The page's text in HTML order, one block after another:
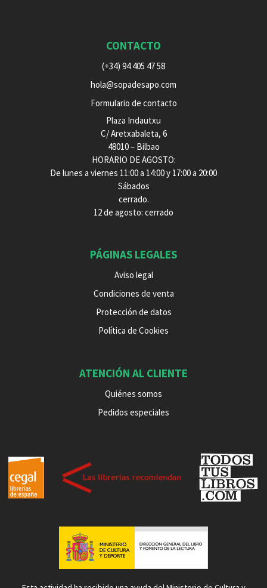
CONTACTO
(+34) 94 405 47 58
hola@sopadesapo.com
Formulario de contacto
Plaza Indautxu
C/ Aretxabaleta, 6
48010 – Bilbao
HORARIO DE AGOSTO:
De lunes a viernes 11:00 a 14:00 y 17:00 a 20:00
Sábados
cerrado.
12 de agosto: cerrado
PÁGINAS LEGALES
Aviso legal
Condiciones de venta
Protección de datos
Política de Cookies
ATENCIÓN AL CLIENTE
Quiénes somos
Pedidos especiales